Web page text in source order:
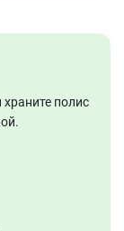
полис